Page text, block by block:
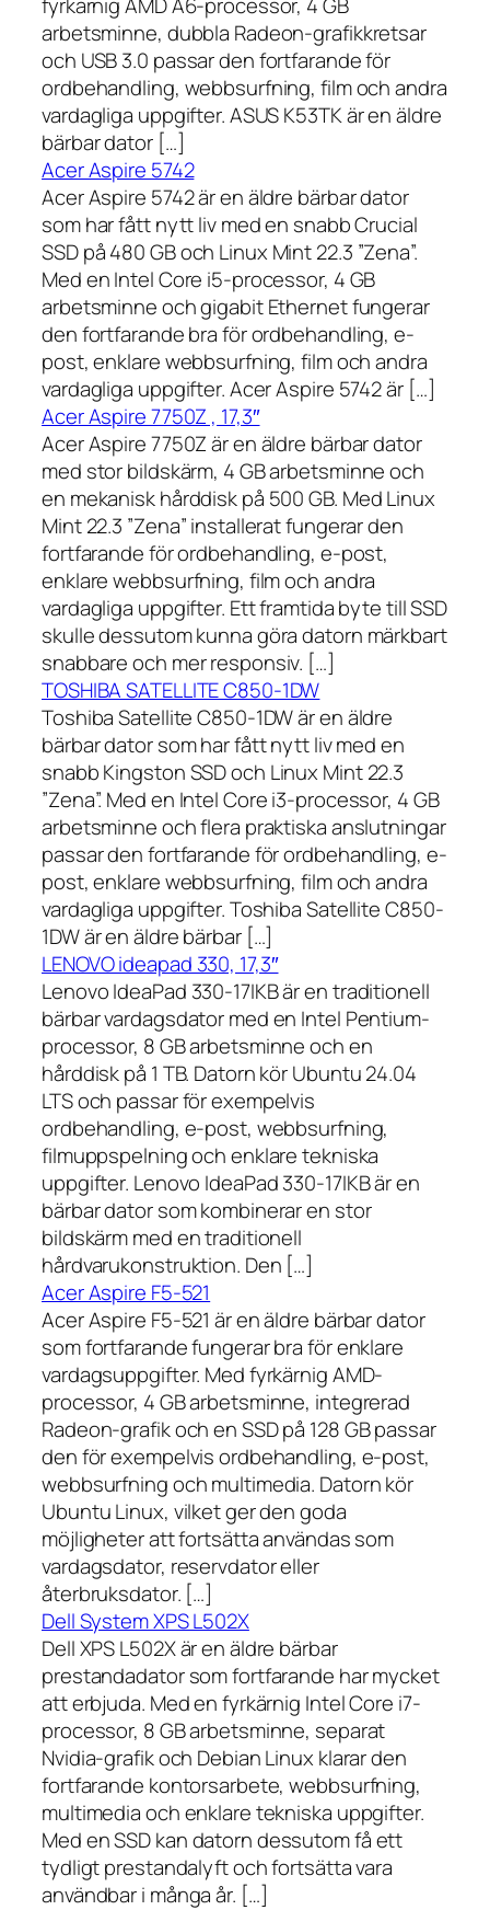
arbetsminne, dubbla Radeon-grafikkretsar
och USB 3.0 passar den fortfarande för
ordbehandling, webbsurfning, film och andra
vardagliga uppgifter. ASUS K53TK är en äldre
bärbar dator […]
Acer Aspire 5742
Acer Aspire 5742 är en äldre bärbar dator
som har fått nytt liv med en snabb Crucial
SSD på 480 GB och Linux Mint 22.3 ”Zena”.
Med en Intel Core i5-processor, 4 GB
arbetsminne och gigabit Ethernet fungerar
den fortfarande bra för ordbehandling, e-
post, enklare webbsurfning, film och andra
vardagliga uppgifter. Acer Aspire 5742 är […]
Acer Aspire 7750Z , 17,3″
Acer Aspire 7750Z är en äldre bärbar dator
med stor bildskärm, 4 GB arbetsminne och
en mekanisk hårddisk på 500 GB. Med Linux
Mint 22.3 ”Zena” installerat fungerar den
fortfarande för ordbehandling, e-post,
enklare webbsurfning, film och andra
vardagliga uppgifter. Ett framtida byte till SSD
skulle dessutom kunna göra datorn märkbart
snabbare och mer responsiv. […]
TOSHIBA SATELLITE C850-1DW
Toshiba Satellite C850-1DW är en äldre
bärbar dator som har fått nytt liv med en
snabb Kingston SSD och Linux Mint 22.3
”Zena”. Med en Intel Core i3-processor, 4 GB
arbetsminne och flera praktiska anslutningar
passar den fortfarande för ordbehandling, e-
post, enklare webbsurfning, film och andra
vardagliga uppgifter. Toshiba Satellite C850-
1DW är en äldre bärbar […]
LENOVO ideapad 330, 17,3″
Lenovo IdeaPad 330-17IKB är en traditionell
bärbar vardagsdator med en Intel Pentium-
processor, 8 GB arbetsminne och en
hårddisk på 1 TB. Datorn kör Ubuntu 24.04
LTS och passar för exempelvis
ordbehandling, e-post, webbsurfning,
filmuppspelning och enklare tekniska
uppgifter. Lenovo IdeaPad 330-17IKB är en
bärbar dator som kombinerar en stor
bildskärm med en traditionell
hårdvarukonstruktion. Den […]
Acer Aspire F5-521
Acer Aspire F5-521 är en äldre bärbar dator
som fortfarande fungerar bra för enklare
vardagsuppgifter. Med fyrkärnig AMD-
processor, 4 GB arbetsminne, integrerad
Radeon-grafik och en SSD på 128 GB passar
den för exempelvis ordbehandling, e-post,
webbsurfning och multimedia. Datorn kör
Ubuntu Linux, vilket ger den goda
möjligheter att fortsätta användas som
vardagsdator, reservdator eller
återbruksdator. […]
Dell System XPS L502X
Dell XPS L502X är en äldre bärbar
prestandadator som fortfarande har mycket
att erbjuda. Med en fyrkärnig Intel Core i7-
processor, 8 GB arbetsminne, separat
Nvidia-grafik och Debian Linux klarar den
fortfarande kontorsarbete, webbsurfning,
multimedia och enklare tekniska uppgifter.
Med en SSD kan datorn dessutom få ett
tydligt prestandalyft och fortsätta vara
användbar i många år. […]